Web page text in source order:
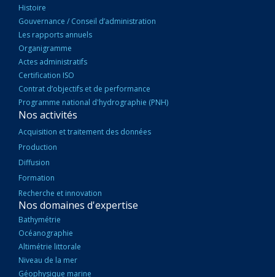
Histoire
Gouvernance / Conseil d’administration
Les rapports annuels
Organigramme
Actes administratifs
Certification ISO
Contrat d’objectifs et de performance
Programme national d'hydrographie (PNH)
Nos activités
Acquisition et traitement des données
Production
Diffusion
Formation
Recherche et innovation
Nos domaines d'expertise
Bathymétrie
Océanographie
Altimétrie littorale
Niveau de la mer
Géophysique marine